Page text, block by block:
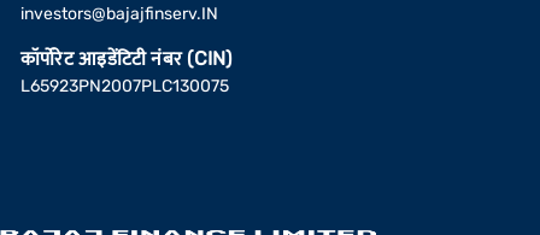
investors@bajajfinserv.IN
कॉर्पोरेट आइडेंटिटी नंबर (CIN)
L65923PN2007PLC130075